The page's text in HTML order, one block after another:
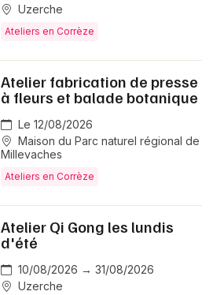
Uzerche
Ateliers en Corrèze
Atelier fabrication de presse
à fleurs et balade botanique
Le 12/08/2026
Maison du Parc naturel régional de
Millevaches
Ateliers en Corrèze
Atelier Qi Gong les lundis
d'été
10/08/2026 → 31/08/2026
Uzerche